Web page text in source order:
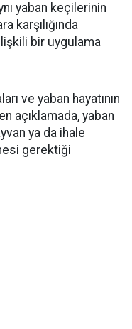
yaban keçilerinin
karşılığında
bir uygulama
ve yaban hayatının
açıklamada, yaban
ya da ihale
gerektiği